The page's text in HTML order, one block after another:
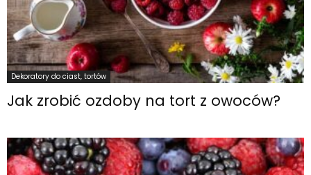
Dekoratory do ciast, tortów
Jak zrobić ozdoby na tort z owoców?